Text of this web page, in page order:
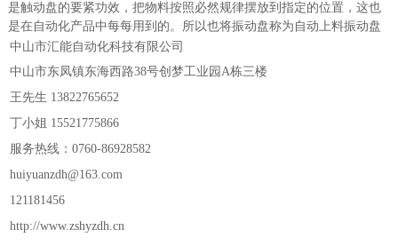
是触动盘的要紧功效，把物料按照必然规律摆放到指定的位置，这也
是在自动化产品中每每用到的。所以也将振动盘称为自动上料振动盘
中山市汇能自动化科技有限公司
中山市东凤镇东海西路38号创梦工业园A栋三楼
王先生 13822765652
丁小姐 15521775866
服务热线：0760-86928582
huiyuanzdh@163.com
121181456
http://www.zshyzdh.cn